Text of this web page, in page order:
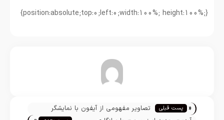
{position:absolute;top:0;left:0;width:100%; height:100%;}
تیم تحریریه « پست قبلی
تصاویر مفهومی از آیفون با نمایشگر